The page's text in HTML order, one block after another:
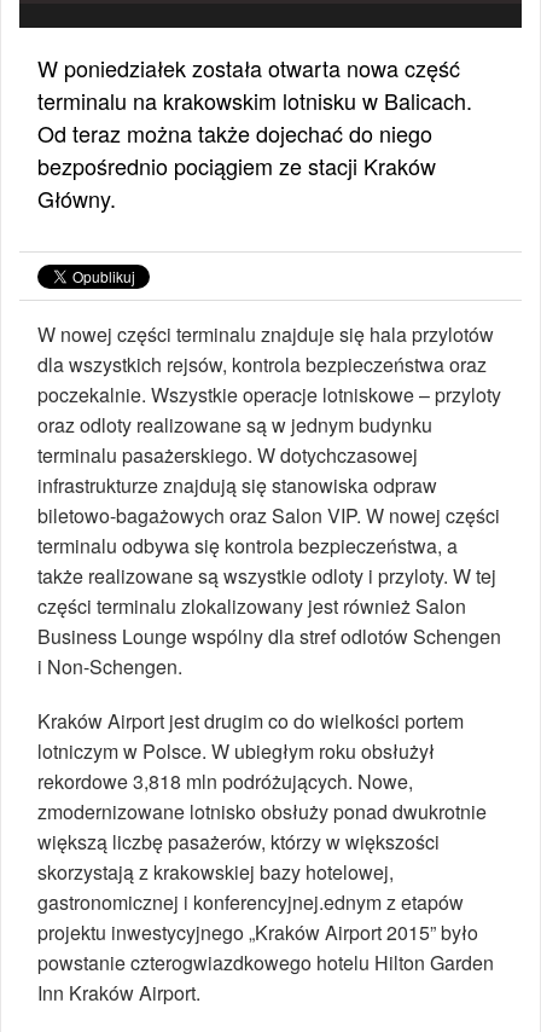
W poniedziałek została otwarta nowa część
terminalu na krakowskim lotnisku w Balicach.
Od teraz można także dojechać do niego
bezpośrednio pociągiem ze stacji Kraków
Główny.
W nowej części terminalu znajduje się hala przylotów
dla wszystkich rejsów, kontrola bezpieczeństwa oraz
poczekalnie. Wszystkie operacje lotniskowe – przyloty
oraz odloty realizowane są w jednym budynku
terminalu pasażerskiego. W dotychczasowej
infrastrukturze znajdują się stanowiska odpraw
biletowo-bagażowych oraz Salon VIP. W nowej części
terminalu odbywa się kontrola bezpieczeństwa, a
także realizowane są wszystkie odloty i przyloty. W tej
części terminalu zlokalizowany jest również Salon
Business Lounge wspólny dla stref odlotów Schengen
i Non-Schengen.
Kraków Airport jest drugim co do wielkości portem
lotniczym w Polsce. W ubiegłym roku obsłużył
rekordowe 3,818 mln podróżujących. Nowe,
zmodernizowane lotnisko obsłuży ponad dwukrotnie
większą liczbę pasażerów, którzy w większości
skorzystają z krakowskiej bazy hotelowej,
gastronomicznej i konferencyjnej.ednym z etapów
projektu inwestycyjnego „Kraków Airport 2015” było
powstanie czterogwiazdkowego hotelu Hilton Garden
Inn Kraków Airport.